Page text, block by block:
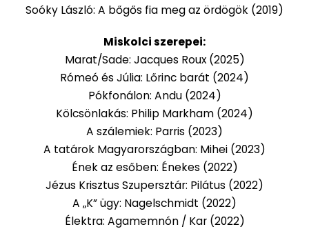
Soóky László: A bőgős fia meg az ördögök (2019)
Miskolci szerepei:
Marat/Sade: Jacques Roux (2025)
Rómeó és Júlia: Lőrinc barát (2024)
Pókfonálon: Andu (2024)
Kölcsönlakás: Philip Markham (2024)
A szálemiek: Parris (2023)
A tatárok Magyarországban: Mihei (2023)
Ének az esőben: Énekes (2022)
Jézus Krisztus Szupersztár: Pilátus (2022)
A „K” ügy: Nagelschmidt (2022)
Élektra: Agamemnón / Kar (2022)